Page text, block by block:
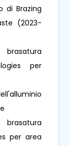
di Brazing
(2023-
per
per area